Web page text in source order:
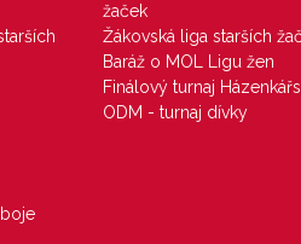
žaček
Žákovská liga starších
Baráž o MOL Ligu žen
Finálový turnaj
ODM - turnaj dívky